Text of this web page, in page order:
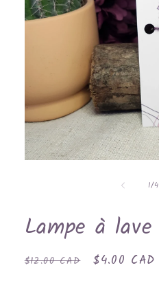
une
fenêtre
modale
1/de
4
Lampe à lave
Prix
$12.00 CAD
Prix
$4.00 CAD